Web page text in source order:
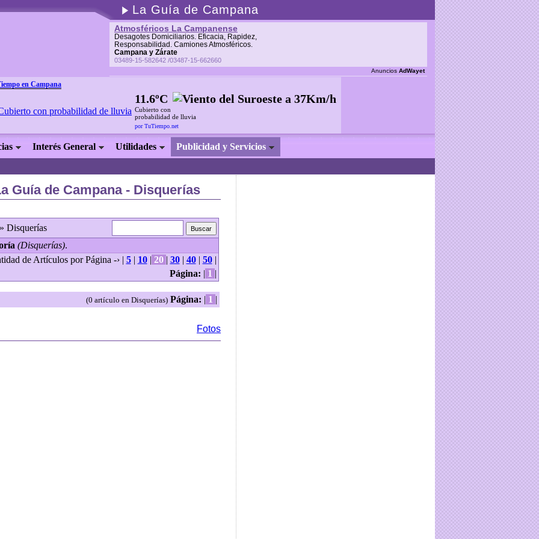
La Guía de Campana
Atmosféricos La Campanense
Desagotes Domiciliarios. Eficacia, Rapidez,
Responsabilidad. Camiones Atmosféricos.
Campana y Zárate
03489-15-582642 /03487-15-662660
Anuncios AdWayet
en Campana
11.6ºC
Cubierto con
probabilidad de lluvia
por TuTiempo.net
Interés General Utilidades Publicidad y Servicios
Guía de Campana - Disquerías
» Disquerías
(Disquerías).
de Artículos por Página -› | 5| 10| 20 | 30| 40| 50|
Página: | 1 |
(0 artículo en Disquerías) Página: | 1 |
Fotos